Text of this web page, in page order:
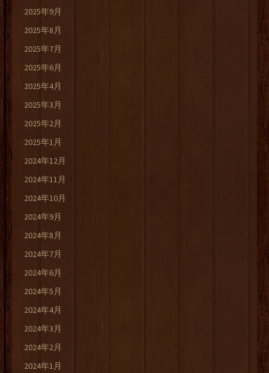
2025年9月
2025年8月
2025年7月
2025年6月
2025年4月
2025年3月
2025年2月
2025年1月
2024年12月
2024年11月
2024年10月
2024年9月
2024年8月
2024年7月
2024年6月
2024年5月
2024年4月
2024年3月
2024年2月
2024年1月